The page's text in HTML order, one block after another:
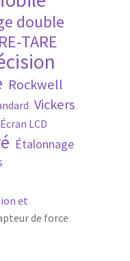
double
TARE
Rockwell
Vickers
Écran LCD
Étalonnage
et
de force